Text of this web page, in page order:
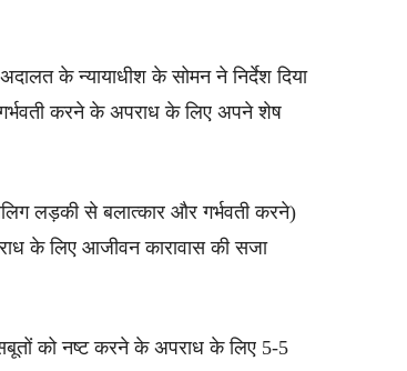
के न्यायाधीश के सोमन ने निर्देश दिया
करने के अपराध के लिए अपने शेष
लड़की से बलात्कार और गर्भवती करने)
के लिए आजीवन कारावास की सजा
को नष्ट करने के अपराध के लिए 5-5